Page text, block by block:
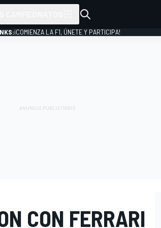
¡COMIENZA LA F1, ÚNETE Y PARTICIPA!
CON FERRARI